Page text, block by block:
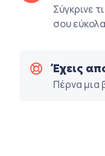
Σύγκρινε
σου
Έχεις
Πέρνα μια